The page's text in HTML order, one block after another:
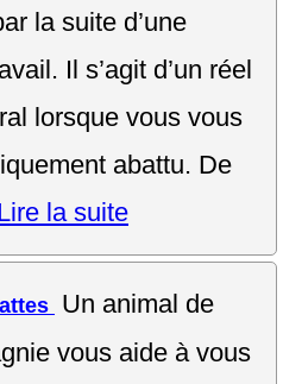
la suite d’une
Il s’agit d’un réel
lorsque vous vous
abattu. De
la suite
Un animal de
vous aide à vous